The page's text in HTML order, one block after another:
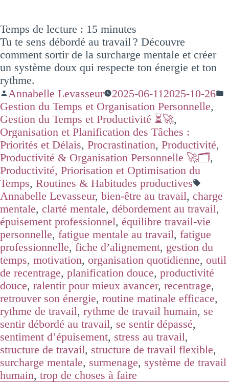
Temps de lecture : 15 minutes
Tu te sens débordé au travail ? Découvre
comment sortir de la surcharge mentale et créer
un système doux qui respecte ton énergie et ton
rythme.
Annabelle Levasseur
2025-06-11 2025-10-26
Gestion du Temps et Organisation Personnelle,
Gestion du Temps et Productivité ⏳🚀,
Organisation et Planification des Tâches :
Priorités et Délais, Procrastination, Productivité,
Productivité & Organisation Personnelle 🚀🗂️,
Productivité, Priorisation et Optimisation du
Temps, Routines & Habitudes productives
Annabelle Levasseur, bien-être au travail, charge
mentale, clarté mentale, débordement au travail,
épuisement professionnel, équilibre travail-vie
personnelle, fatigue mentale au travail, fatigue
professionnelle, fiche d’alignement, gestion du
temps, motivation, organisation quotidienne, outil
de recentrage, planification douce, productivité
douce, ralentir pour mieux avancer, recentrage,
retrouver son énergie, routine matinale efficace,
rythme de travail, rythme de travail humain, se
sentir débordé au travail, se sentir dépassé,
sentiment d’épuisement, stress au travail,
structure de travail, structure de travail flexible,
surcharge mentale, surmenage, système de travail
humain, trop de choses à faire